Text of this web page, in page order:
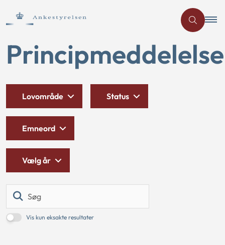
Vis kun eksakte resultater
Lovområde Status
Emneord
Vælg år